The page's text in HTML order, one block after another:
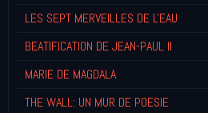
LES SEPT MERVEILLES DE L'EAU
BEATIFICATION DE JEAN-PAUL II
MARIE DE MAGDALA
THE WALL: UN MUR DE POESIE